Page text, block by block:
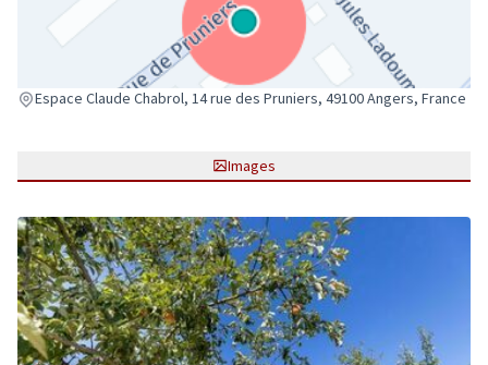
Espace Claude Chabrol, 14 rue des Pruniers, 49100 Angers, France
(Lien externe)
Images